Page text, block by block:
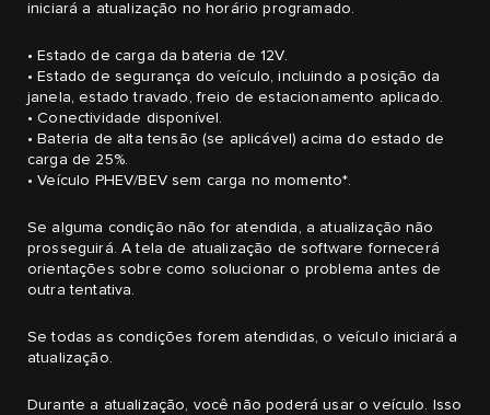
iniciará a atualização no horário programado.
• Estado de carga da bateria de 12V.
• Estado de segurança do veículo, incluindo a posição da
janela, estado travado, freio de estacionamento aplicado.
• Conectividade disponível.
• Bateria de alta tensão (se aplicável) acima do estado de
carga de 25%.
• Veículo PHEV/BEV sem carga no momento*.
Se alguma condição não for atendida, a atualização não
prosseguirá. A tela de atualização de software fornecerá
orientações sobre como solucionar o problema antes de
outra tentativa.
Se todas as condições forem atendidas, o veículo iniciará a
atualização.
Durante a atualização, você não poderá usar o veículo. Isso